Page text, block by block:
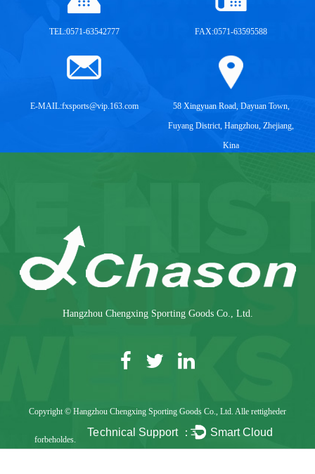
TEL:0571-63542777 FAX:0571-63595588
E-MAIL:fxsports@vip.163.com
58 Xingyuan Road, Dayuan Town,
Fuyang District, Hangzhou, Zhejiang,
Kina
Hangzhou Chengxing Sporting Goods Co., Ltd.
Copyright © Hangzhou Chengxing Sporting Goods Co., Ltd. Alle rettigheder
forbeholdes.
Technical Support ： Smart Cloud